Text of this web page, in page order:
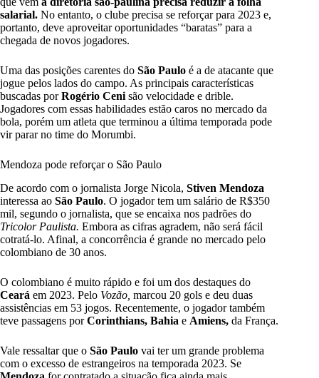
salarial. No entanto, o clube precisa se reforçar para 2023 e,
portanto, deve aproveitar oportunidades “baratas” para a
chegada de novos jogadores.
Uma das posições carentes do São Paulo é a de atacante que
jogue pelos lados do campo. As principais características
buscadas porRogério Ceni são velocidade e drible.
Jogadores com essas habilidades estão caros no mercado da
bola, porém um atleta que terminou a última temporada pode
vir parar no time do Morumbi.
Mendoza pode reforçar o São Paulo
De acordo com o jornalista Jorge Nicola, Stiven Mendoza
interessa ao São Paulo. O jogador tem um salário de R$350
mil, segundo o jornalista, que se encaixa nos padrões do
Tricolor Paulista. Embora as cifras agradem, não será fácil
cotratá-lo. Afinal, a concorrência é grande no mercado pelo
colombiano de 30 anos.
O colombiano é muito rápido e foi um dos destaques do
Ceará em 2023. Pelo Vozão, marcou 20 gols e deu duas
assistências em 53 jogos. Recentemente, o jogador também
teve passagens porCorinthians, Bahia e Amiens, da França.
Vale ressaltar que o São Paulo vai ter um grande problema
com o excesso de estrangeiros na temporada 2023. Se